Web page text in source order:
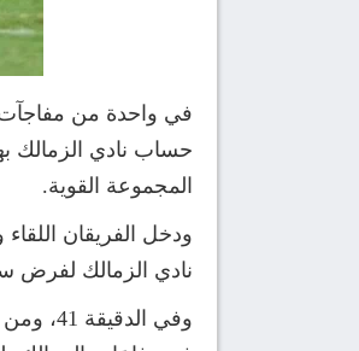
في واحدة من مفاجآت
حساب نادي الزمالك
المجموعة القوية.
ودخل الفريقان
نادي الزمالك لفرض
وفي